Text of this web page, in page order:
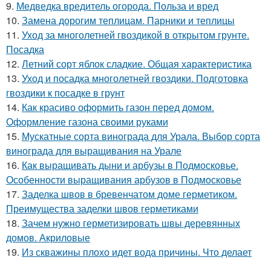
9. Медведка вредитель огорода. Польза и вред
10. Замена дорогим теплицам. Парники и теплицы
11. Уход за многолетней гвоздикой в открытом грунте.
Посадка
12. Летний сорт яблок сладкие. Общая характеристика
13. Уход и посадка многолетней гвоздики. Подготовка
гвоздики к посадке в грунт
14. Как красиво оформить газон перед домом.
Оформление газона своими руками
15. Мускатные сорта винограда для Урала. Выбор сорта
винограда для выращивания на Урале
16. Как выращивать дыни и арбузы в Подмосковье.
Особенности выращивания арбузов в Подмосковье
17. Заделка швов в бревенчатом доме герметиком.
Преимущества заделки швов герметиками
18. Зачем нужно герметизировать швы деревянных
домов. Акриловые
19. Из скважины плохо идет вода причины. Что делает